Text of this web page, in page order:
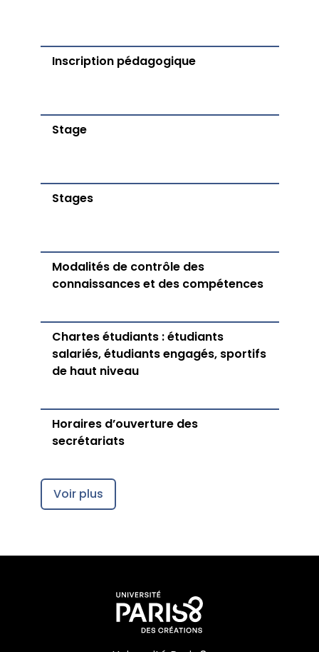
Inscription pédagogique
Stage
Stages
Modalités de contrôle des
connaissances et des compétences
Chartes étudiants : étudiants
salariés, étudiants engagés, sportifs
de haut niveau
Horaires d’ouverture des
secrétariats
Voir plus